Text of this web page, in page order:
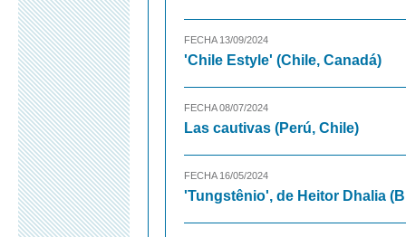
FECHA 13/09/2024
'Chile Estyle' (Chile, Canadá)
FECHA 08/07/2024
Las cautivas (Perú, Chile)
FECHA 16/05/2024
'Tungstênio', de Heitor Dhalia